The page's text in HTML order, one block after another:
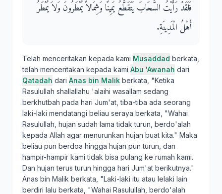
فَلَقَدْ رَأَيْتُ السَّحَابَ يَتَقَطَّعُ يَمِينًا وَشِمَالاً يُمْطَرُونَ وَلاَ يُمْطَرُ
أَهْلُ الْمَدِينَةِ‏.‏
Telah menceritakan kepada kami Musaddad berkata,
telah menceritakan kepada kami Abu 'Awanah dari
Qatadah dari Anas bin Malik berkata, "Ketika
Rasulullah shallallahu 'alaihi wasallam sedang
berkhutbah pada hari Jum'at, tiba-tiba ada seorang
laki-laki mendatangi beliau seraya berkata, "Wahai
Rasulullah, hujan sudah lama tidak turun, berdo'alah
kepada Allah agar menurunkan hujan buat kita." Maka
beliau pun berdoa hingga hujan pun turun, dan
hampir-hampir kami tidak bisa pulang ke rumah kami.
Dan hujan terus turun hingga hari Jum'at berikutnya."
Anas bin Malik berkata, "Laki-laki itu atau lelaki lain
berdiri lalu berkata, "Wahai Rasulullah, berdo'alah